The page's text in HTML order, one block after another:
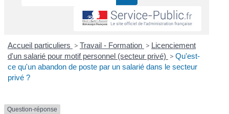
Accueil particuliers > Travail - Formation > Licenciement
d'un salarié pour motif personnel (secteur privé) > Qu'est-
ce qu'un abandon de poste par un salarié dans le secteur
privé ?
Question-réponse